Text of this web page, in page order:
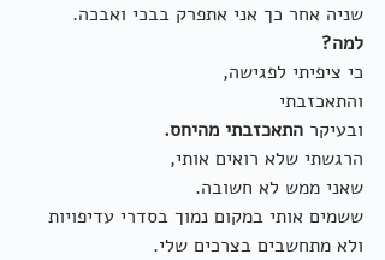
שניה אחר כך אני אתפרק בבכי ואבכה.
למה?
כי ציפיתי לפגישה,
והתאכזבתי
ובעיקר התאכזבתי מהיחס.
הרגשתי שלא רואים אותי,
שאני ממש לא חשובה.
ששמים אותי במקום נמוך בסדרי עדיפויות
ולא מתחשבים בצרכים שלי.